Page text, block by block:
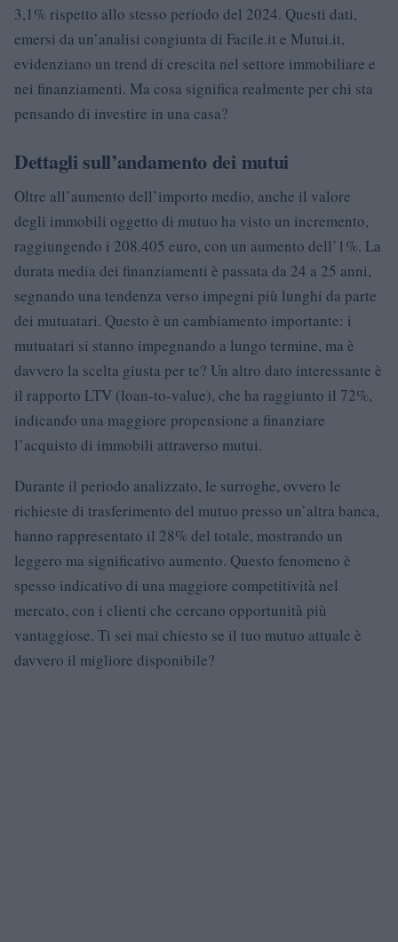
3,1% rispetto allo stesso periodo del 2024. Questi dati,
emersi da un’analisi congiunta di Facile.it e Mutui.it,
evidenziano un trend di crescita nel settore immobiliare e
nei finanziamenti. Ma cosa significa realmente per chi sta
pensando di investire in una casa?
Dettagli sull’andamento dei mutui
Oltre all’aumento dell’importo medio, anche il valore
degli immobili oggetto di mutuo ha visto un incremento,
raggiungendo i 208.405 euro, con un aumento dell’1%. La
durata media dei finanziamenti è passata da 24 a 25 anni,
segnando una tendenza verso impegni più lunghi da parte
dei mutuatari. Questo è un cambiamento importante: i
mutuatari si stanno impegnando a lungo termine, ma è
davvero la scelta giusta per te? Un altro dato interessante è
il rapporto LTV (loan-to-value), che ha raggiunto il 72%,
indicando una maggiore propensione a finanziare
l’acquisto di immobili attraverso mutui.
Durante il periodo analizzato, le surroghe, ovvero le
richieste di trasferimento del mutuo presso un’altra banca,
hanno rappresentato il 28% del totale, mostrando un
leggero ma significativo aumento. Questo fenomeno è
spesso indicativo di una maggiore competitività nel
mercato, con i clienti che cercano opportunità più
vantaggiose. Ti sei mai chiesto se il tuo mutuo attuale è
davvero il migliore disponibile?